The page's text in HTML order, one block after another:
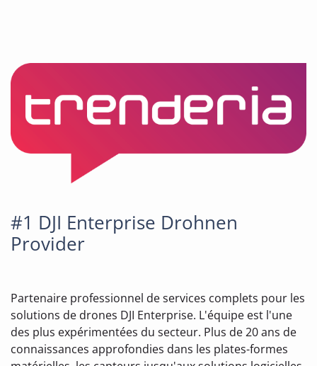
#1 DJI Enterprise Drohnen
Provider
Partenaire professionnel de services complets pour les
solutions de drones DJI Enterprise. L'équipe est l'une
des plus expérimentées du secteur. Plus de 20 ans de
connaissances approfondies dans les plates-formes